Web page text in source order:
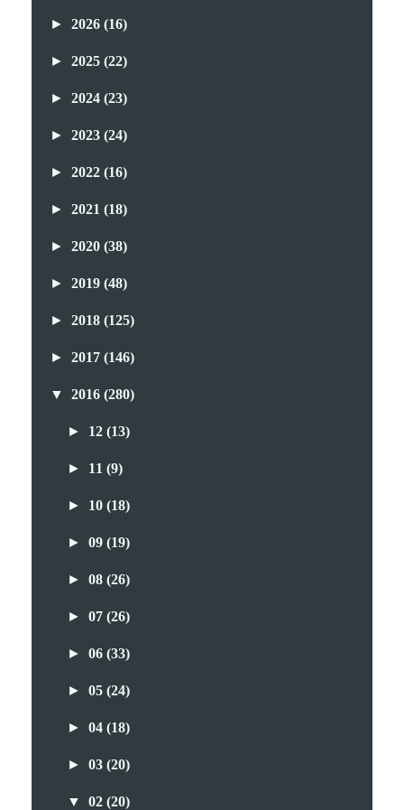
► 2026 (16)
► 2025 (22)
► 2024 (23)
► 2023 (24)
► 2022 (16)
► 2021 (18)
► 2020 (38)
► 2019 (48)
► 2018 (125)
► 2017 (146)
▼ 2016 (280)
► 12(13)
► 11(9)
► 10(18)
►09(19)
►08(26)
►07(26)
►06(33)
►05(24)
►04(18)
►03(20)
▼02(20)